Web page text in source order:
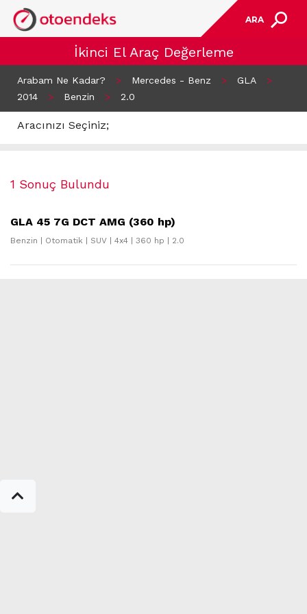
ARA
İkinci El Araç Değerleme
Arabam Ne Kadar? > Mercedes - Benz > GLA
>
2014
> Benzin > 2.0
Aracınızı Seçiniz;
1 Sonuç Bulundu
GLA 45 7G DCT AMG (360 hp)
Benzin | Otomatik | SUV | 4x4 | 360 hp | 2.0